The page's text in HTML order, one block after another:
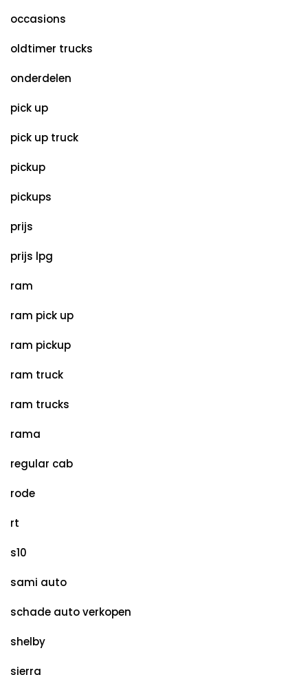
occasions
oldtimer trucks
onderdelen
pick up
pick up truck
pickup
pickups
prijs
prijs lpg
ram
ram pick up
ram pickup
ram truck
ram trucks
rama
regular cab
rode
rt
s10
sami auto
schade auto verkopen
shelby
sierra